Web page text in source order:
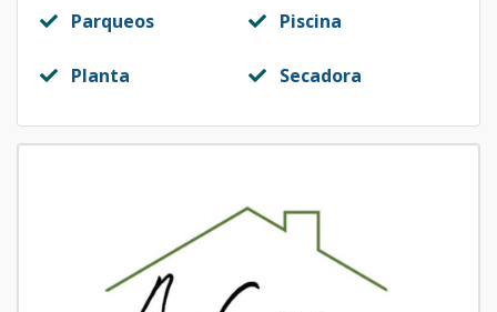
Parqueos Piscina
Planta Secadora